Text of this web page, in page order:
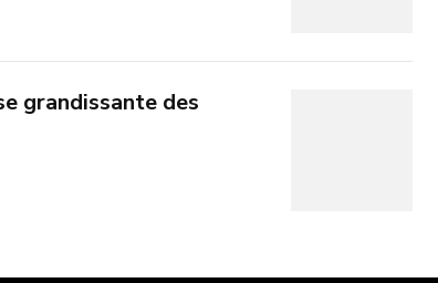
grandissante des